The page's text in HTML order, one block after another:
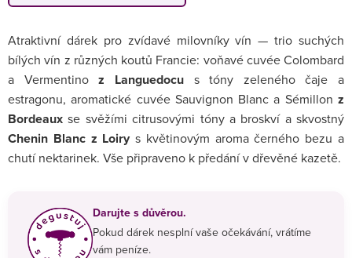
Atraktivní dárek pro zvídavé milovníky vín — trio suchých
bílých vín z různých koutů Francie: voňavé cuvée Colombard
a Vermentinoz Languedocus tóny zeleného čaje a
estragonu, aromatické cuvée Sauvignon Blanc a Sémillon z
Bordeaux se svěžími citrusovými tóny a broskví a skvostný
Chenin Blanc z Loiry s květinovým aroma černého bezu a
chutí nektarinek. Vše připraveno k předání v dřevěné kazetě.
Darujte s důvěrou.
Pokud dárek nesplní vaše očekávání, vrátíme
vám peníze.